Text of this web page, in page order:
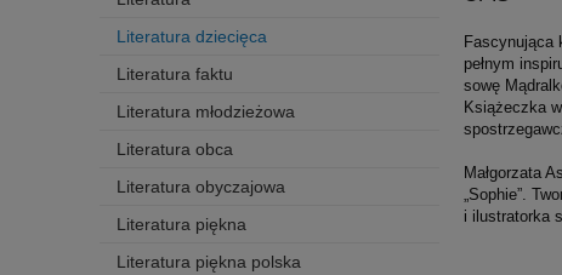
Literatura dziecięca
Literatura faktu
Literatura młodzieżowa
Literatura obca
Literatura obyczajowa
Literatura piękna
Literatura piękna polska
Fascynująca
pełnym
sowę
Książeczka
Małgorzata
„Sophie”.
i ilustratorka